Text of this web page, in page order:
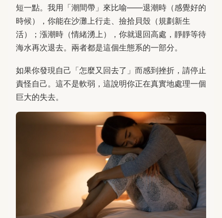
短一點。我用「潮間帶」來比喻——退潮時（感覺好的
時候），你能在沙灘上行走、撿拾貝殼（規劃新生
活）；漲潮時（情緒湧上），你就退回高處，靜靜等待
海水再次退去。兩者都是這個生態系的一部分。
如果你發現自己「怎麼又回去了」而感到挫折，請停止
責怪自己。這不是軟弱，這說明你正在真實地處理一個
巨大的失去。